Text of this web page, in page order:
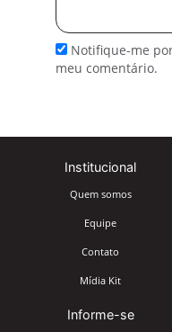
Notifique-me
meu comentário.
Institucional
Quem somos
Equipe
Contato
Mídia Kit
Informe-se